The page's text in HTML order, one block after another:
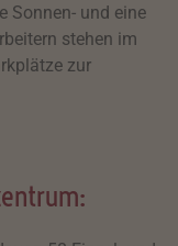
Sonnen- und eine
stehen im
zur